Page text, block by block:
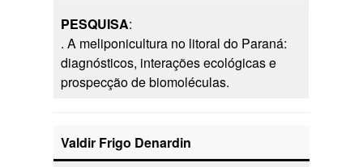
PESQUISA:
. A meliponicultura no litoral do Paraná:
diagnósticos, interações ecológicas e
prospecção de biomoléculas.
Valdir Frigo Denardin